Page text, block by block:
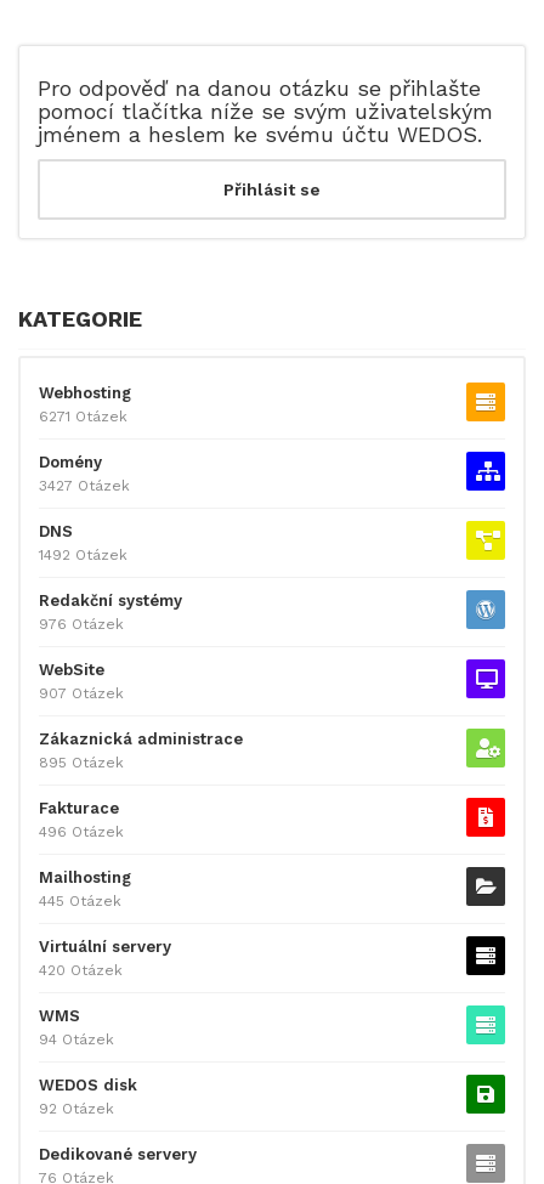
Pro odpověď na danou otázku se přihlašte
pomocí tlačítka níže se svým uživatelským
jménem a heslem ke svému účtu WEDOS.
KATEGORIE
Webhosting
6271 Otázek
Domény
3427 Otázek
DNS
1492 Otázek
Redakční systémy
976 Otázek
WebSite
907 Otázek
Zákaznická administrace
895 Otázek
Fakturace
496 Otázek
Mailhosting
445 Otázek
Virtuální servery
420 Otázek
WMS
94 Otázek
WEDOS disk
92 Otázek
Dedikované servery
76 Otázek